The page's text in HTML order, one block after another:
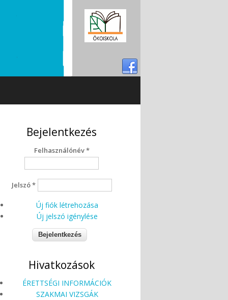
Bejelentkezés
Felhasználónév*
Jelszó*
Új fiók létrehozása
Új jelszó igénylése
Hivatkozások
ÉRETTSÉGI INFORMÁCIÓK
SZAKMAI VIZSGÁK